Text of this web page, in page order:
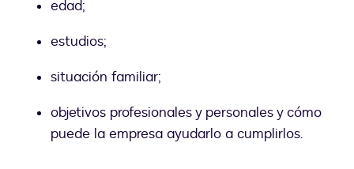
edad;
estudios;
situación familiar;
objetivos profesionales y personales y cómo
puede la empresa ayudarlo a cumplirlos.